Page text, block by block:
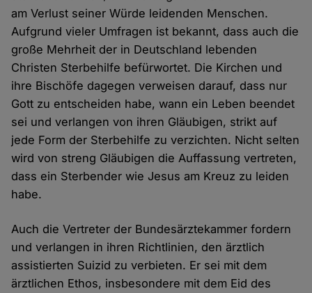
am Verlust seiner Würde leidenden Menschen.
Aufgrund vieler Umfragen ist bekannt, dass auch die
große Mehrheit der in Deutschland lebenden
Christen Sterbehilfe befürwortet. Die Kirchen und
ihre Bischöfe dagegen verweisen darauf, dass nur
Gott zu entscheiden habe, wann ein Leben beendet
sei und verlangen von ihren Gläubigen, strikt auf
jede Form der Sterbehilfe zu verzichten. Nicht selten
wird von streng Gläubigen die Auffassung vertreten,
dass ein Sterbender wie Jesus am Kreuz zu leiden
habe.
Auch die Vertreter der Bundesärztekammer fordern
und verlangen in ihren Richtlinien, den ärztlich
assistierten Suizid zu verbieten. Er sei mit dem
ärztlichen Ethos, insbesondere mit dem Eid des